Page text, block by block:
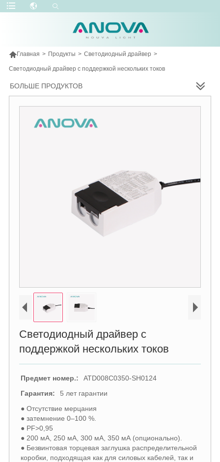
Главная > Продукты > Светодиодный драйвер >
Светодиодный драйвер с поддержкой нескольких токов
БОЛЬШЕ ПРОДУКТОВ
Светодиодный драйвер с
поддержкой нескольких токов
Предмет номер.:
ATD008C0350-SH0124
Гарантия:
5 лет гарантии
● Отсутствие мерцания
● затемнение 0–100 %.
● PF>0,95
● 200 мА, 250 мА, 300 мА, 350 мА (опционально).
● Безвинтовая торцевая заглушка распределительной
коробки, подходящая как для силовых кабелей, так и